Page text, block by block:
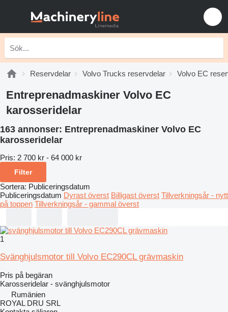
Reservdelar Volvo Trucks reservdelar Volvo EC
Entreprenadmaskiner Volvo EC
karosseridelar
163 annonser: Entreprenadmaskiner Volvo EC
karosseridelar
Pris: 2 700 kr - 64 000 kr
Filter
Sortera: Publiceringsdatum
Publiceringsdatum Dyrast överst Billigast överst Tillverkningsår - nytt
på toppen Tillverkningsår - gammal överst
1
Svänghjulsmotor till Volvo EC290CL grävmaskin
Pris på begäran
Karosseridelar - svänghjulsmotor
Rumänien
ROYAL DRU SRL